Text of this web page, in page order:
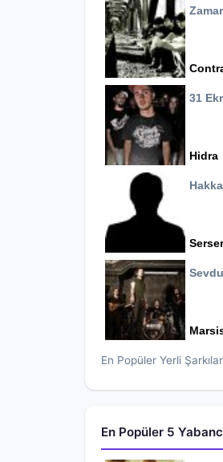
31
Hidra
En Popüler Yerli Şarkılar
En Popüler 5